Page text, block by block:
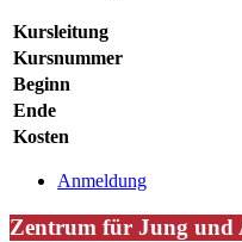
Kursleitung
Kursnummer
Beginn
Ende
Kosten
Anmeldung
Zentrum für Jung